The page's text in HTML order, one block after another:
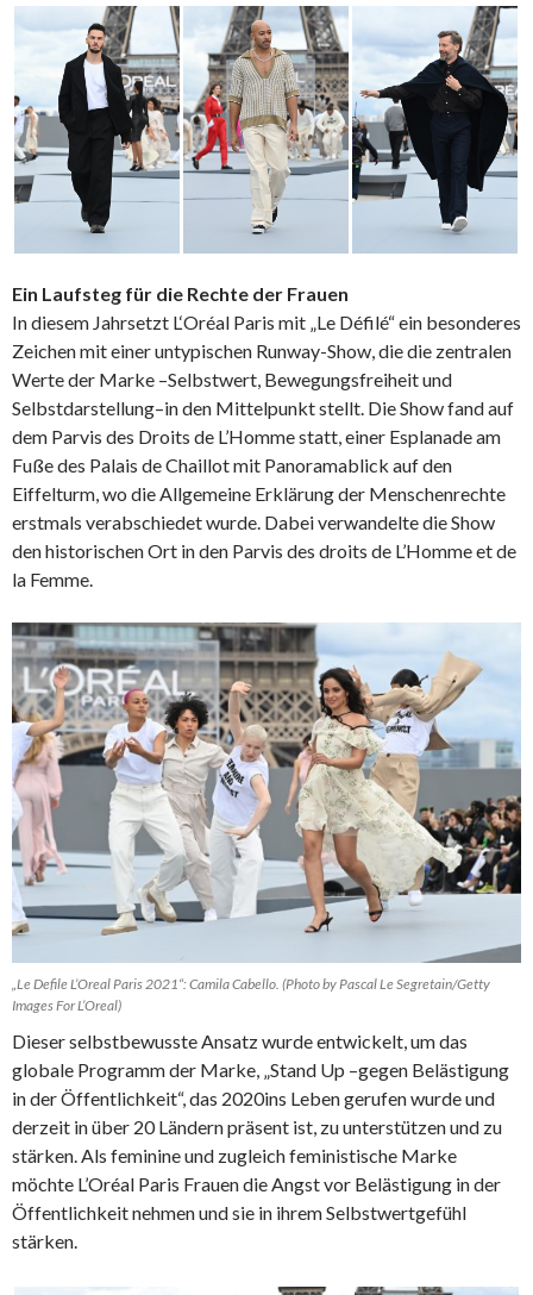
Ein Laufsteg für die Rechte der Frauen
In diesem Jahrsetzt L‘Oréal Paris mit „Le Défilé“ ein besonderes
Zeichen mit einer untypischen Runway-Show, die die zentralen
Werte der Marke –Selbstwert, Bewegungsfreiheit und
Selbstdarstellung–in den Mittelpunkt stellt. Die Show fand auf
dem Parvis des Droits de L’Homme statt, einer Esplanade am
Fuße des Palais de Chaillot mit Panoramablick auf den
Eiffelturm, wo die Allgemeine Erklärung der Menschenrechte
erstmals verabschiedet wurde. Dabei verwandelte die Show
den historischen Ort in den Parvis des droits de L’Homme et de
la Femme.
„Le Defile L’Oreal Paris 2021“: Camila Cabello. (Photo by Pascal Le Segretain/Getty
Images For L’Oreal)
Dieser selbstbewusste Ansatz wurde entwickelt, um das
globale Programm der Marke, „Stand Up –gegen Belästigung
in der Öffentlichkeit“, das 2020ins Leben gerufen wurde und
derzeit in über 20 Ländern präsent ist, zu unterstützen und zu
stärken. Als feminine und zugleich feministische Marke
möchte L’Oréal Paris Frauen die Angst vor Belästigung in der
Öffentlichkeit nehmen und sie in ihrem Selbstwertgefühl
stärken.